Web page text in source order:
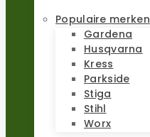
Populaire merken
Gardena
Husqvarna
Kress
Parkside
Stiga
Stihl
Worx